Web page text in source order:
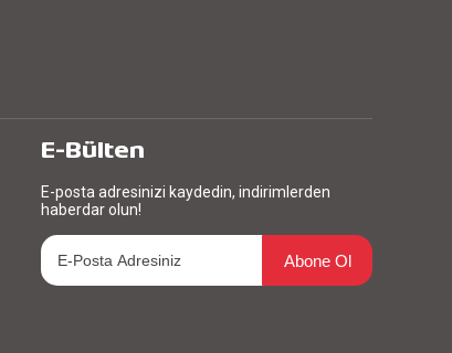
E-Bülten
E-posta adresinizi kaydedin, indirimlerden
haberdar olun!
Abone Ol